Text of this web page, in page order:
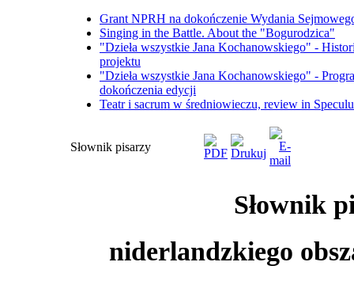
Grant NPRH na dokończenie Wydania
Singing in the Battle. About the "Bogurodzica"
"Dzieła wszystkie Jana Kochanowskiego" -
projektu
"Dzieła wszystkie Jana Kochanowskiego" -
dokończenia edycji
Teatr i sacrum w średniowieczu, review in
Słownik pisarzy
Słownik
niderlandzkiego